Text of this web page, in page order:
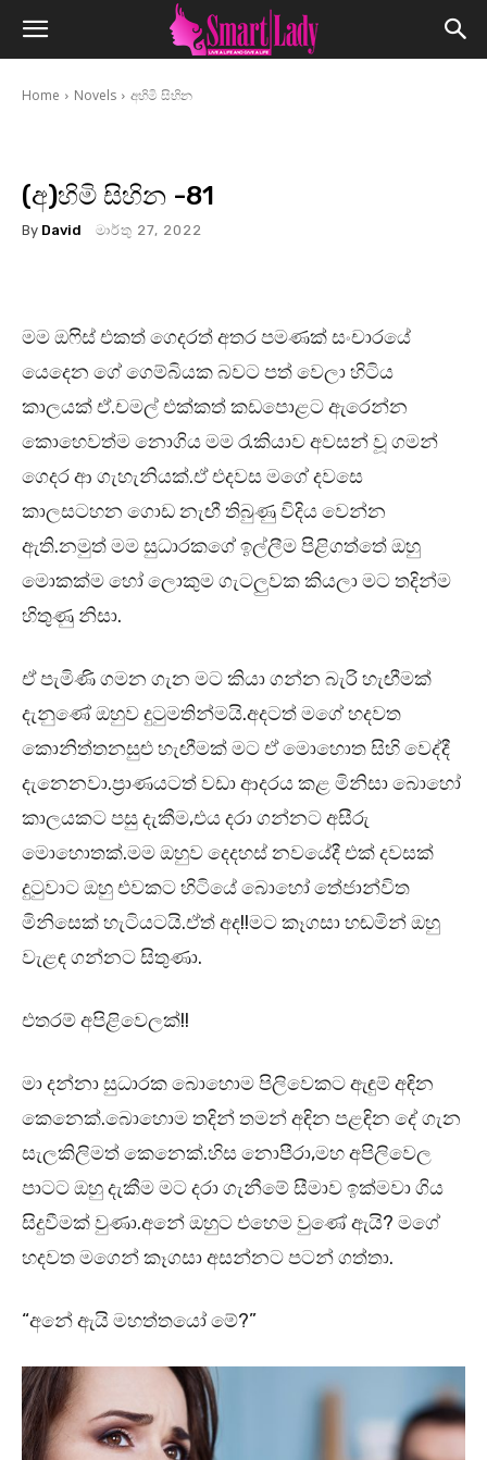
Home Novels අහිමි සිහින
(අ)හිමි සිහින -81
By David මාර්තු 27, 2022
මම ඔෆිස් එකත් ගෙදරත් අතර පමණක් සංචාරයේ
යෙදෙන ගේ ගෙම්බියක බවට පත් වෙලා හිටිය
කාලයක් ඒ.චමල් එක්කත් කඩපොළට ඇරෙන්න
කොහෙවත්ම නොගිය මම රැකියාව අවසන් වූ ගමන්
ගෙදර ආ ගැහැනියක්.ඒ එදවස මගේ දවසෙ
කාලසටහන ගොඩ නැඟී තිබුණු විදිය වෙන්න
ඇති.නමුත් මම සුධාරකගේ ඉල්ලීම පිළිගත්තේ ඔහු
මොකක්ම හෝ ලොකුම ගැටලුවක කියලා මට තදින්ම
හිතුණු නිසා.
ඒ පැමිණි ගමන ගැන මට කියා ගන්න බැරි හැඟීමක්
දැනුණේ ඔහුව දුටුමතින්මයි.අදටත් මගේ හදවත
කොනිත්තනසුළු හැඟීමක් මට ඒ මොහොත සිහි වෙද්දී
දැනෙනවා.ප්‍රාණයටත් වඩා ආදරය කළ මිනිසා බොහෝ
කාලයකට පසු දැකීම,එය දරා ගන්නට අසීරු
මොහොතක්.මම ඔහුව දෙදහස් නවයේදී එක් දවසක්
දුටුවාට ඔහු එවකට හිටියේ බොහෝ තේජාන්විත
මිනිසෙක් හැටියටයි.ඒත් අද!!මට කෑගසා හඬමින් ඔහු
වැළඳ ගන්නට සිතුණා.
එතරම් අපිළිවෙලක්!!
මා දන්නා සුධාරක බොහොම පිලිවෙකට ඇඳුම් අඳින
කෙනෙක්.බොහොම තදින් තමන් අඳින පළඳින දේ ගැන
සැලකිලිමත් කෙනෙක්.හිස නොපීරා,මහ අපිලිවෙල
පාටට ඔහු දැකීම මට දරා ගැනීමේ සීමාව ඉක්මවා ගිය
සිදුවීමක් වුණා.අනේ ඔහුට එහෙම වුණේ ඇයි? මගේ
හදවත මගෙන් කෑගසා අසන්නට පටන් ගත්තා.
“අනේ ඇයි මහත්තයෝ මේ?”